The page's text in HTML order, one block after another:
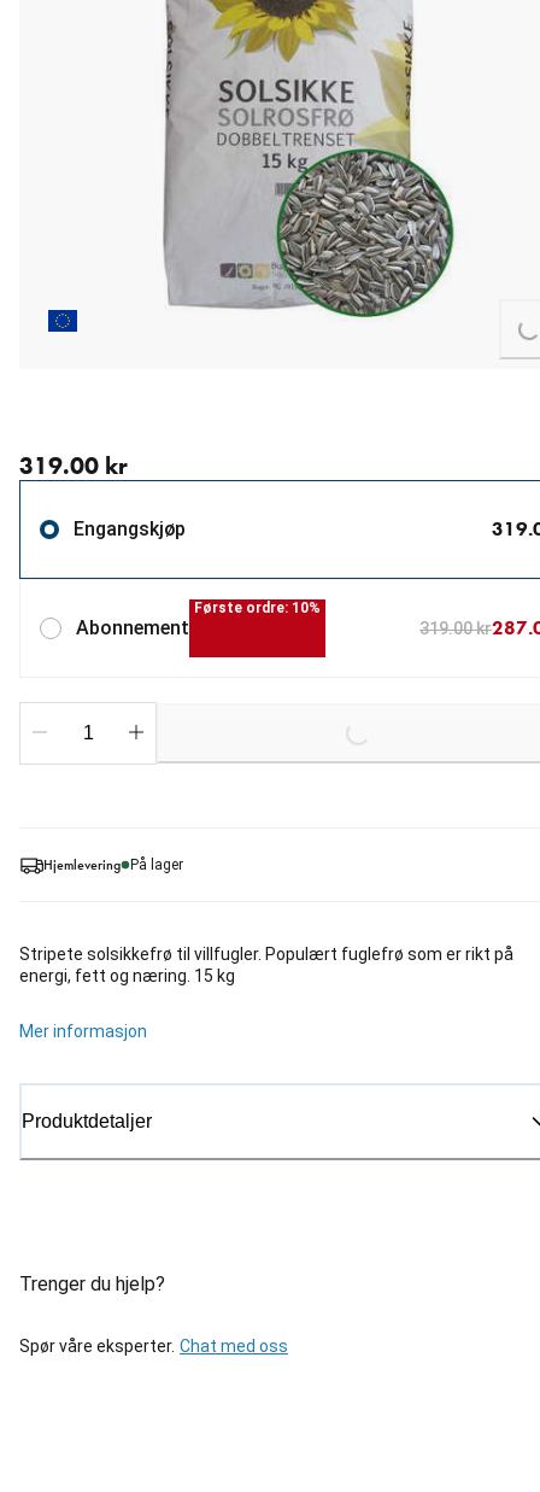
Hjemlevering På lager
Stripete solsikkefrø til villfugler. Populært fuglefrø som er rikt på
energi, fett og næring. 15 kg
Mer informasjon
Produktdetaljer
Trenger du hjelp?
Spør våre eksperter. Chat med oss
319.00 kr
Engangskjøp
Abonnement
Første ordre: 10%
319.00 kr